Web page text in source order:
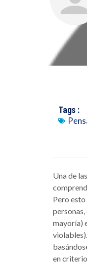
Tags :
Una de
Pero
mayoría)
en